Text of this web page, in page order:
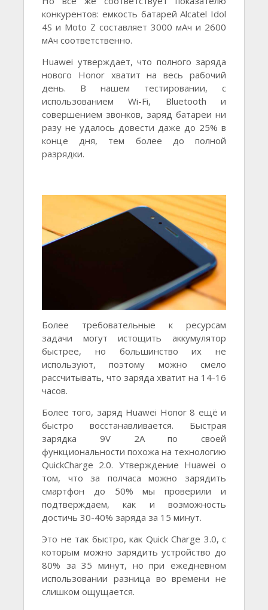
конкурентов: емкость батарей Alcatel Idol
4S и Moto Z составляет 3000 мАч и 2600
мАч соответственно.
Huawei утверждает, что полного заряда
нового Honor хватит на весь рабочий
день. В нашем тестировании, с
использованием Wi-Fi, Bluetooth и
совершением звонков, заряд батареи ни
разу не удалось довести даже до 25% в
конце дня, тем более до полной
разрядки.
Более требовательные к ресурсам
задачи могут истощить аккумулятор
быстрее, но большинство их не
используют, поэтому можно смело
рассчитывать, что заряда хватит на 14-16
часов.
Более того, заряд Huawei Honor 8 ещё и
быстро восстанавливается. Быстрая
зарядка 9V 2A по своей
функциональности похожа на технологию
QuickCharge 2.0. Утверждение Huawei о
том, что за полчаса можно зарядить
смартфон до 50% мы проверили и
подтверждаем, как и возможность
достичь 30-40% заряда за 15 минут.
Это не так быстро, как Quick Charge 3.0, с
которым можно зарядить устройство до
80% за 35 минут, но при ежедневном
использовании разница во времени не
слишком ощущается.